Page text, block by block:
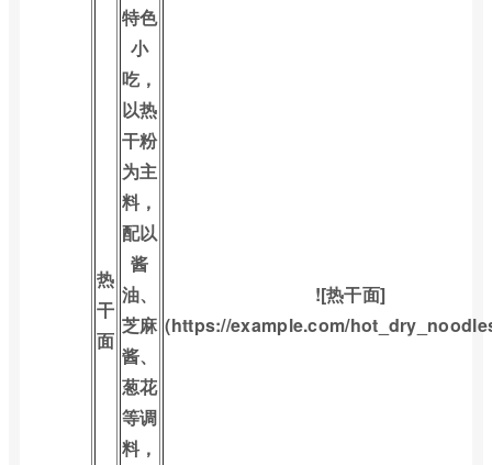
热
干
面
特色
小
吃，
以热
干粉
为主
料，
配以
酱
油、
芝麻
酱、
葱花
等调
料，
![热干面]
(https://example.com/